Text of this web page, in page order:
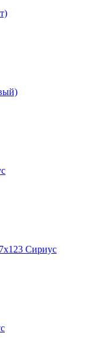
Сириус